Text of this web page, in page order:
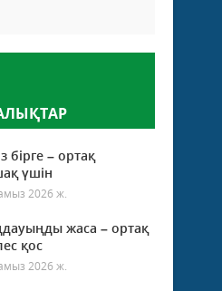
бірге – ортақ
үшін
2026 ж.
жаса – ортақ
қос
2026 ж.